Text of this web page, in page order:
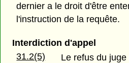
dernier a le droit d'être
l'instruction de la requête.
Interdiction d'appel
31.2(5)
Le refus du